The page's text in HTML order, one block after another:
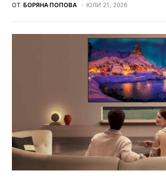
ОТ БОРЯНА ПОПОВА ЮЛИ 21, 2026